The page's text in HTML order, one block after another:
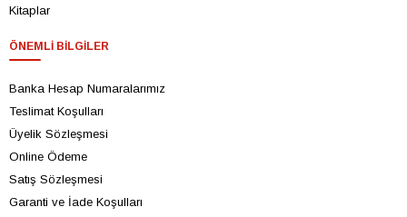
Kitaplar
ÖNEMLI BILGILER
Banka Hesap Numaralarımız
Teslimat Koşulları
Üyelik Sözleşmesi
Online Ödeme
Satış Sözleşmesi
Garanti ve İade Koşulları